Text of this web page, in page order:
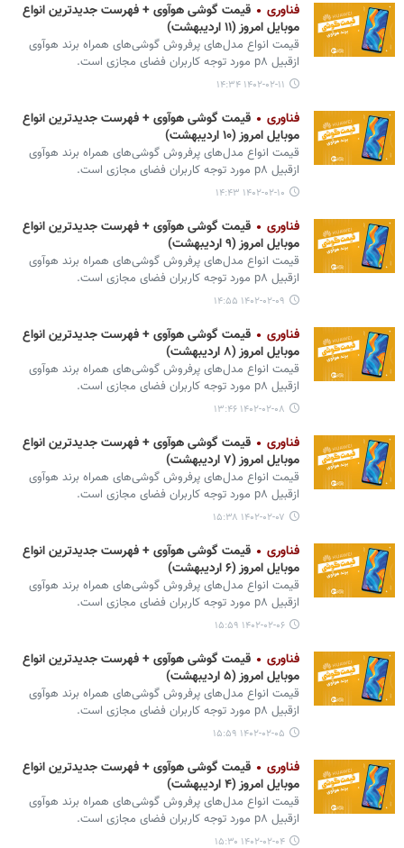
فناوری
قیمت گوشی هوآوی + فهرست جدیدترین انواع
موبایل امروز (۱۱ اردیبهشت)
قیمت انواع مدل‌های پرفروش گوشی‌های همراه برند هوآوی
ازقبیل p۸ مورد توجه کاربران فضای مجازی است.
۱۴۰۲-۰۲-۱۱ ۱۴:۳۴
فناوری
قیمت گوشی هوآوی + فهرست جدیدترین انواع
موبایل امروز (۱۰ اردیبهشت)
قیمت انواع مدل‌های پرفروش گوشی‌های همراه برند هوآوی
ازقبیل p۸ مورد توجه کاربران فضای مجازی است.
۱۴۰۲-۰۲-۱۰ ۱۴:۴۳
فناوری
قیمت گوشی هوآوی + فهرست جدیدترین انواع
موبایل امروز (۹ اردیبهشت)
قیمت انواع مدل‌های پرفروش گوشی‌های همراه برند هوآوی
ازقبیل p۸ مورد توجه کاربران فضای مجازی است.
۱۴۰۲-۰۲-۰۹ ۱۴:۵۵
فناوری
قیمت گوشی هوآوی + فهرست جدیدترین انواع
موبایل امروز (۸ اردیبهشت)
قیمت انواع مدل‌های پرفروش گوشی‌های همراه برند هوآوی
ازقبیل p۸ مورد توجه کاربران فضای مجازی است.
۱۴۰۲-۰۲-۰۸ ۱۳:۴۶
فناوری
قیمت گوشی هوآوی + فهرست جدیدترین انواع
موبایل امروز (۷ اردیبهشت)
قیمت انواع مدل‌های پرفروش گوشی‌های همراه برند هوآوی
ازقبیل p۸ مورد توجه کاربران فضای مجازی است.
۱۴۰۲-۰۲-۰۷ ۱۵:۳۸
فناوری
قیمت گوشی هوآوی + فهرست جدیدترین انواع
موبایل امروز (۶ اردیبهشت)
قیمت انواع مدل‌های پرفروش گوشی‌های همراه برند هوآوی
ازقبیل p۸ مورد توجه کاربران فضای مجازی است.
۱۴۰۲-۰۲-۰۶ ۱۵:۵۹
فناوری
قیمت گوشی هوآوی + فهرست جدیدترین انواع
موبایل امروز (۵ اردیبهشت)
قیمت انواع مدل‌های پرفروش گوشی‌های همراه برند هوآوی
ازقبیل p۸ مورد توجه کاربران فضای مجازی است.
۱۴۰۲-۰۲-۰۵ ۱۵:۵۹
فناوری
قیمت گوشی هوآوی + فهرست جدیدترین انواع
موبایل امروز (۴ اردیبهشت)
قیمت انواع مدل‌های پرفروش گوشی‌های همراه برند هوآوی
ازقبیل p۸ مورد توجه کاربران فضای مجازی است.
۱۴۰۲-۰۲-۰۴ ۱۵:۳۰